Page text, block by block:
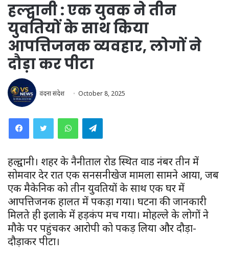
हल्द्वानी : एक युवक ने तीन
युवतियों के साथ किया
आपत्तिजनक व्यवहार, लोगों ने
दौड़ा कर पीटा
वंदना संदेश October 8, 2025
WhatsAppTelegram
हल्द्वानी। शहर के नैनीताल रोड स्थित वार्ड नंबर तीन में
सोमवार देर रात एक सनसनीखेज मामला सामने आया, जब
एक मैकेनिक को तीन युवतियों के साथ एक घर में
आपत्तिजनक हालत में पकड़ा गया। घटना की जानकारी
मिलते ही इलाके में हड़कंप मच गया। मोहल्ले के लोगों ने
मौके पर पहुंचकर आरोपी को पकड़ लिया और दौड़ा-
दौड़ाकर पीटा।